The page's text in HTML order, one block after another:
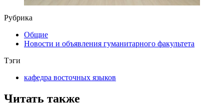
Рубрика
Общие
Новости и объявления гуманитарного факультета
Тэги
кафедра восточных языков
Читать также